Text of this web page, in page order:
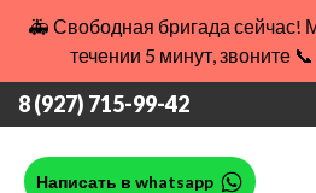
🚑 Свободная бригада сейчас!
течении 5 минут, звоните
8 (927) 715-99-42
Написать в whatsapp